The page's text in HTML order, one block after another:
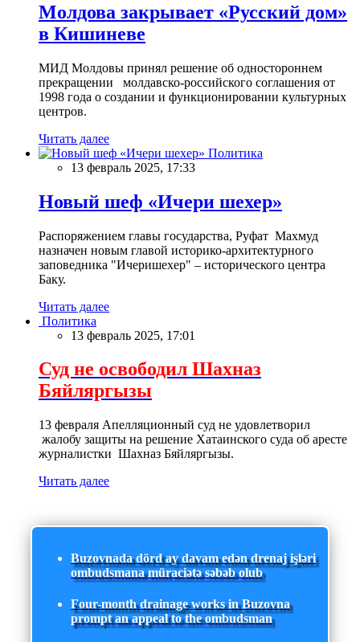
Молдова закрывает «Русский дом»
в Кишиневе
МИД Молдовы принял решение об одностороннем
прекращении молдавско-российского соглашения от
1998 года о создании и функционировании культурных
центров.
Читать далее
Политика
13 февраль 2025, 17:33
Новый шеф «Ичери шехер»
Распоряжением главы государства, Руфат Махмуд
назначен новым главой историко-архитектурного
заповедника "Ичеришехер" – исторического центра
Баку.
Читать далее
Политика
13 февраль 2025, 17:01
Суд не освободил Шахназ
Бяйляргызы
13 февраля Апелляционный суд не удовлетворил
жалобу защиты на решение Хатаинского суда об аресте
журналистки Шахназ Бяйляргызы.
Читать далее
Buzovnada dörd ay davam edən drenaj işləri
ombudsmana müraciətə səbəb olub
Four-month drainage works in Buzovna
prompt an appeal to the ombudsman